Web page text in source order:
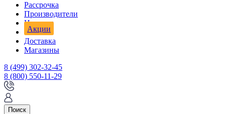
Рассрочка
Производители
Новости
Акции
Доставка
Магазины
8 (499) 302-32-45
8 (800) 550-11-29
Поиск